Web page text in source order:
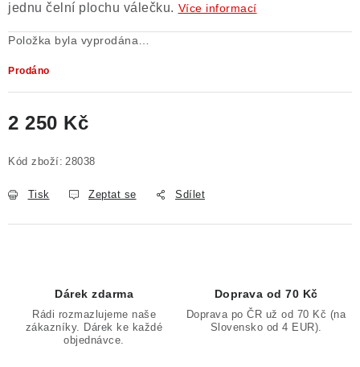
jednu čelní plochu válečku. Více informací
Položka byla vyprodána…
Prodáno
2 250 Kč
Kód zboží: 28038
Tisk Zeptat se Sdílet
Dárek zdarma
Rádi rozmazlujeme naše
zákazníky. Dárek ke každé
objednávce.
Doprava od 70 Kč
Doprava po ČR už od 70 Kč (na
Slovensko od 4 EUR).